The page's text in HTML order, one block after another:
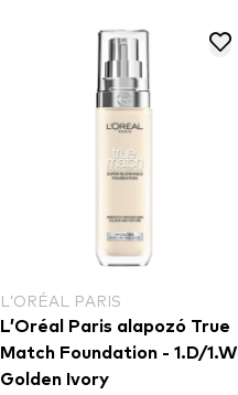
L’ORÉAL PARIS
L’Oréal Paris alapozó True
Match Foundation - 1.D/1.W
Golden Ivory